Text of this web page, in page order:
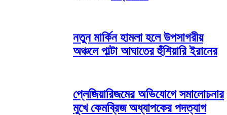
নতুন মার্কিন হামলা হলে উপসাগরীয়
অঞ্চলে পাল্টা আঘাতের হুঁশিয়ারি ইরানের
প্লেজিয়ারিজমের অভিযোগে সমালোচনার
মুখে কেমব্রিজ অধ্যাপকের পদত্যাগ